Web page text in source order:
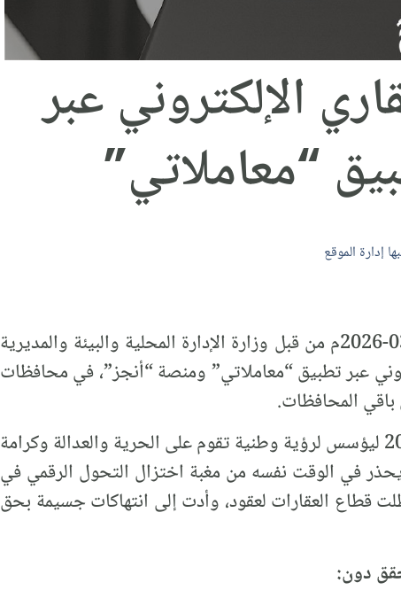
الإلكتروني عبر
“معاملاتي”
إدارة الموقع
تابع تيار المستقبل السوري ما تم الإعلان عنه يوم الثلاثاء 24-03-2026م من قبل وزارة الإدارة المحلية والبيئة والمديرية
عبر تطبيق “معاملاتي” ومنصة “أنجز”، في محافظات
المحافظات.
إن تيار المستقبل السوري، الذي انبثق من الثورة السورية عام 2012 ليؤسس لرؤية وطنية تقوم على الحرية والعدالة وكرامة
في الوقت نفسه من مغبة اختزال التحول الرقمي في
قطاع العقارات لعقود، وأدت إلى انتهاكات جسيمة بحق
دون: